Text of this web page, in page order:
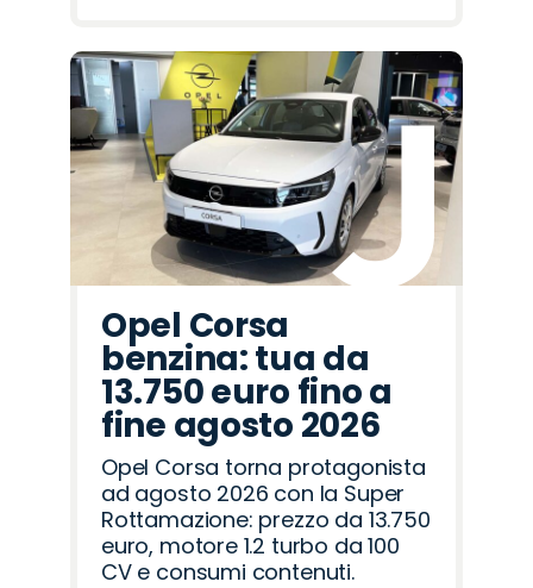
Opel Corsa
benzina: tua da
13.750 euro fino a
fine agosto 2026
Opel Corsa torna protagonista
ad agosto 2026 con la Super
Rottamazione: prezzo da 13.750
euro, motore 1.2 turbo da 100
CV e consumi contenuti.